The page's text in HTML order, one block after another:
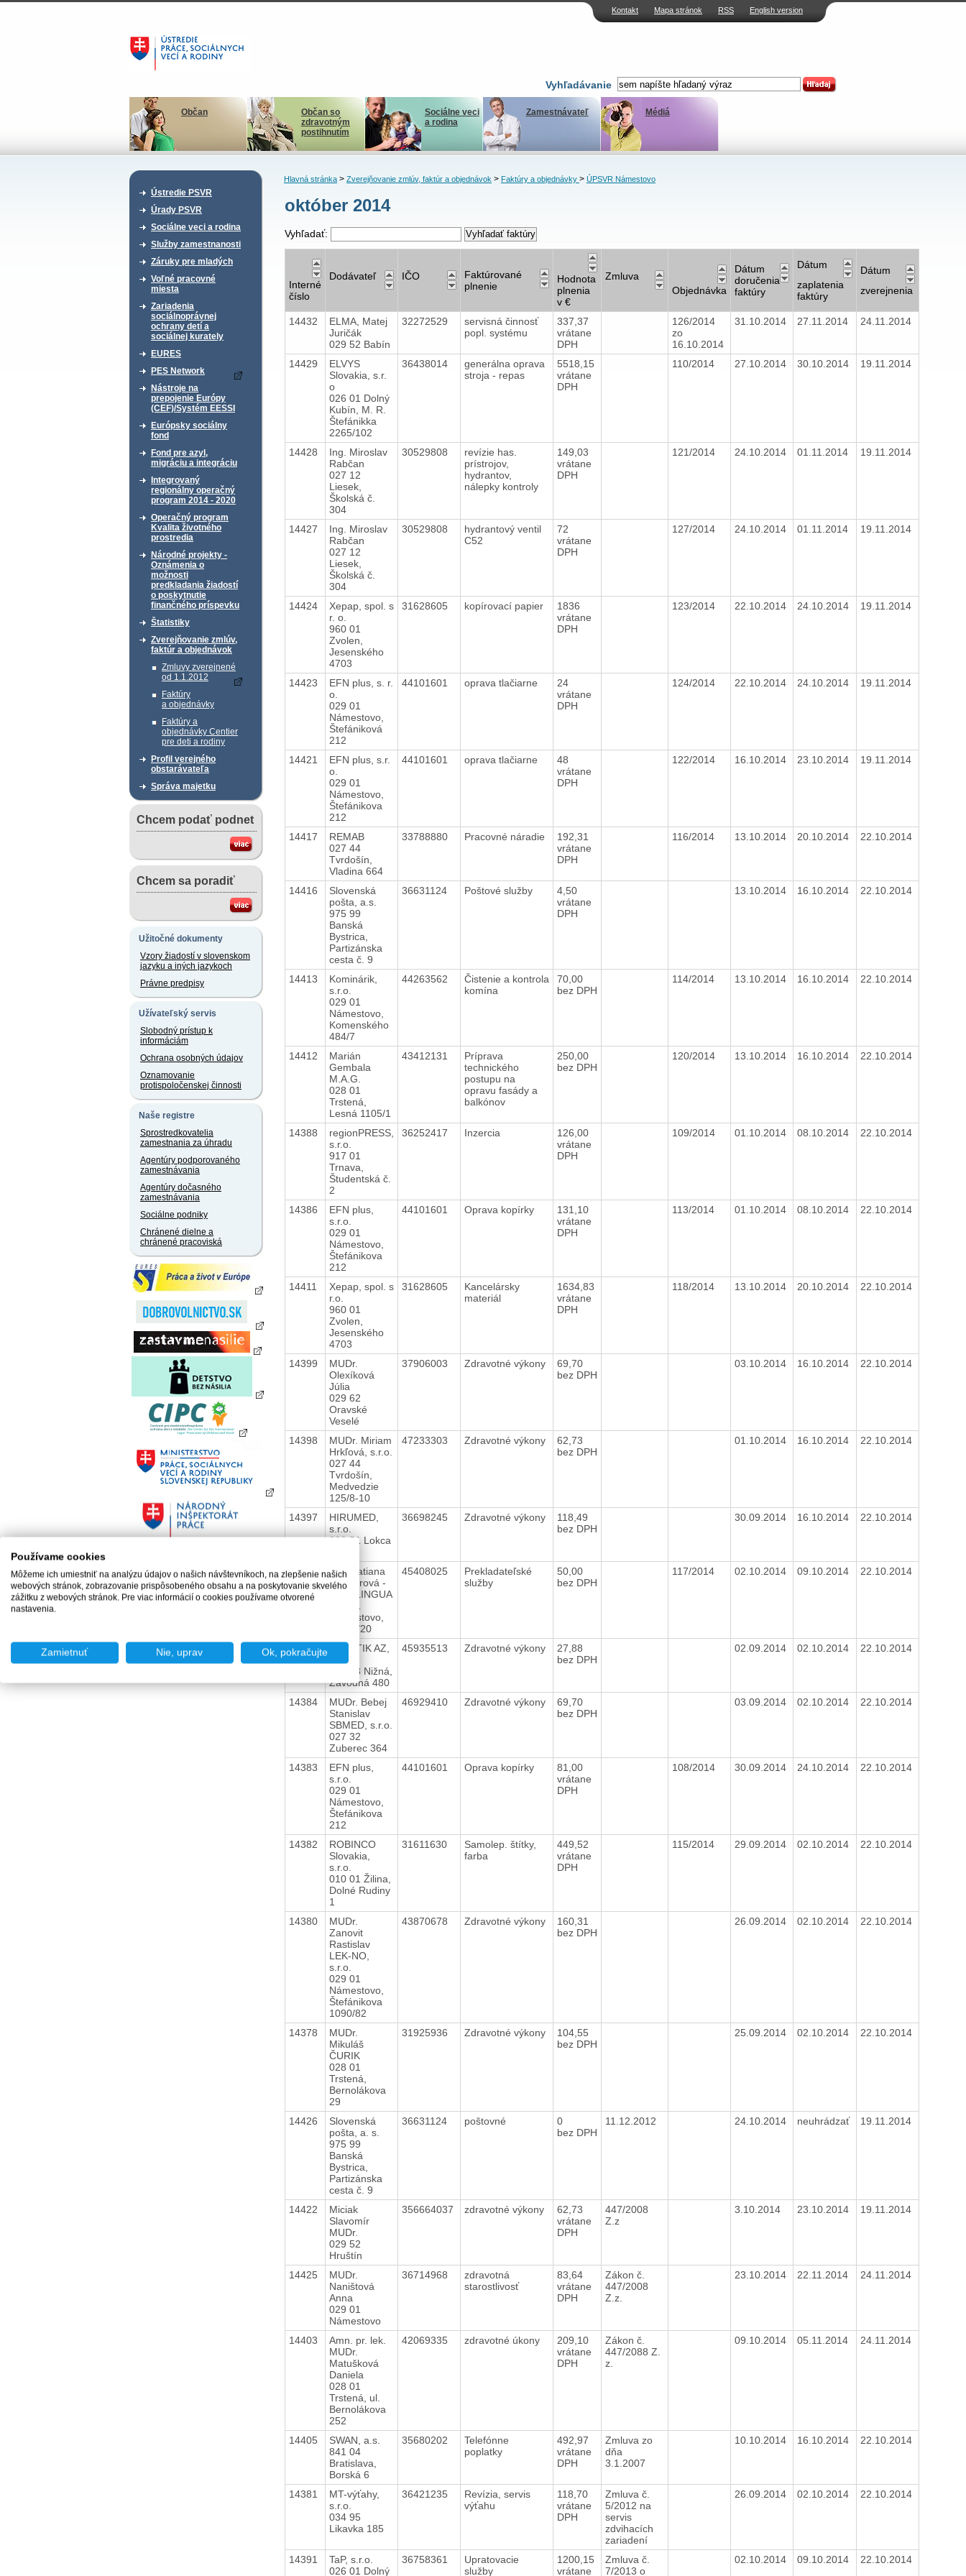
Kontakt Mapa stránok RSS English version
Vyhľadávanie
Občan
Občan so
zdravotným
postihnutím
Sociálne veci
a rodina
Zamestnávateľ Médiá
Ústredie PSVR
Úrady PSVR
Sociálne veci a rodina
Služby zamestnanosti
Záruky pre mladých
Voľné pracovné
miesta
Zariadenia
sociálnoprávnej
ochrany detí a
sociálnej kurately
EURES
PES Network
Nástroje na
prepojenie Európy
(CEF)/Systém EESSI
Európsky sociálny
fond
Fond pre azyl,
migráciu a integráciu
Integrovaný
regionálny operačný
program 2014 - 2020
Operačný program
Kvalita životného
prostredia
Národné projekty -
Oznámenia o
možnosti
predkladania žiadostí
o poskytnutie
finančného príspevku
Štatistiky
Zverejňovanie zmlúv,
faktúr a objednávok
Zmluvy zverejnené
od 1.1.2012
Faktúry
a objednávky
Faktúry a
objednávky Centier
pre deti a rodiny
Profil verejného
obstarávateľa
Správa majetku
Chcem podať podnet
Chcem sa poradiť
Užitočné dokumenty
Vzory žiadostí v slovenskom
jazyku a iných jazykoch
Právne predpisy
Užívateľský servis
Slobodný prístup k
informáciám
Ochrana osobných údajov
Oznamovanie
protispoločenskej činnosti
Naše registre
Sprostredkovatelia
zamestnania za úhradu
Agentúry podporovaného
zamestnávania
Agentúry dočasného
zamestnávania
Sociálne podniky
Chránené dielne a
chránené pracoviská
Hlavná stránka> Zverejňovanie zmlúv, faktúr a objednávok> Faktúry a objednávky > ÚPSVR Námestovo
október 2014
Vyhľadať:
Interné
číslo
Dodávateľ IČO
Faktúrované
plnenie
Hodnota
plnenia
v €
Zmluva
Objednávka
Dátum
doručenia
faktúry
Dátum
zaplatenia
faktúry
Dátum
zverejnenia
14432
ELMA, Matej
Juričák
029 52 Babín
32272529
servisná činnosť
popl. systému
337,37
vrátane
DPH
126/2014
zo
16.10.2014
31.10.2014 27.11.2014 24.11.2014
14429
ELVYS
Slovakia, s.r.
o
026 01 Dolný
Kubín, M. R.
Štefánikka
2265/102
36438014
generálna oprava
stroja - repas
5518,15
vrátane
DPH
110/2014 27.10.2014 30.10.2014 19.11.2014
14428
Ing. Miroslav
Rabčan
027 12
Liesek,
Školská č.
304
30529808
revízie has.
prístrojov,
hydrantov,
nálepky kontroly
149,03
vrátane
DPH
121/2014 24.10.2014 01.11.2014 19.11.2014
14427
Ing. Miroslav
Rabčan
027 12
Liesek,
Školská č.
304
30529808
hydrantový ventil
C52
72
vrátane
DPH
127/2014 24.10.2014 01.11.2014 19.11.2014
14424
Xepap, spol. s
r. o.
960 01
Zvolen,
Jesenského
4703
31628605 kopírovací papier
1836
vrátane
DPH
123/2014 22.10.2014 24.10.2014 19.11.2014
14423
EFN plus, s. r.
o.
029 01
Námestovo,
Štefániková
212
44101601 oprava tlačiarne
24
vrátane
DPH
124/2014 22.10.2014 24.10.2014 19.11.2014
14421
EFN plus, s.r.
o.
029 01
Námestovo,
Štefánikova
212
44101601 oprava tlačiarne
48
vrátane
DPH
122/2014 16.10.2014 23.10.2014 19.11.2014
14417
REMAB
027 44
Tvrdošín,
Vladina 664
33788880 Pracovné náradie
192,31
vrátane
DPH
116/2014 13.10.2014 20.10.2014 22.10.2014
14416
Slovenská
pošta, a.s.
975 99
Banská
Bystrica,
Partizánska
cesta č. 9
36631124 Poštové služby
4,50
vrátane
DPH
13.10.2014 16.10.2014 22.10.2014
14413
Kominárik,
s.r.o.
029 01
Námestovo,
Komenského
484/7
44263562
Čistenie a kontrola
komína
70,00
bez DPH
114/2014 13.10.2014 16.10.2014 22.10.2014
14412
Marián
Gembala
M.A.G.
028 01
Trstená,
Lesná 1105/1
43412131
Príprava
technického
postupu na
opravu fasády a
balkónov
250,00
bez DPH
120/2014 13.10.2014 16.10.2014 22.10.2014
14388
regionPRESS,
s.r.o.
917 01
Trnava,
Študentská č.
2
36252417 Inzercia
126,00
vrátane
DPH
109/2014 01.10.2014 08.10.2014 22.10.2014
14386
EFN plus,
s.r.o.
029 01
Námestovo,
Štefánikova
212
44101601 Oprava kopírky
131,10
vrátane
DPH
113/2014 01.10.2014 08.10.2014 22.10.2014
14411
Xepap, spol. s
r.o.
960 01
Zvolen,
Jesenského
4703
31628605
Kancelársky
materiál
1634,83
vrátane
DPH
118/2014 13.10.2014 20.10.2014 22.10.2014
14399
MUDr.
Olexíková
Júlia
029 62
Oravské
Veselé
37906003 Zdravotné výkony
69,70
bez DPH
03.10.2014 16.10.2014 22.10.2014
14398
MUDr. Miriam
Hrkľová, s.r.o.
027 44
Tvrdošín,
Medvedzie
125/8-10
47233303 Zdravotné výkony
62,73
bez DPH
01.10.2014 16.10.2014 22.10.2014
14397
HIRUMED,
s.r.o.
029 51 Lokca
36698245 Zdravotné výkony
118,49
bez DPH
30.09.2014 16.10.2014 22.10.2014
14389
Mgr. Tatiana
Gašparová -
PLUSLINGUA
Námestovo,
ČK 66/20
45408025
Prekladateľské
služby
50,00
bez DPH
117/2014 02.10.2014 09.10.2014 22.10.2014
14385
PRAKTIK AZ,
s.r.o.
027 43 Nižná,
Závodná 480
45935513 Zdravotné výkony
27,88
bez DPH
02.09.2014 02.10.2014 22.10.2014
14384
MUDr. Bebej
Stanislav
SBMED, s.r.o.
027 32
Zuberec 364
46929410 Zdravotné výkony
69,70
bez DPH
03.09.2014 02.10.2014 22.10.2014
14383
EFN plus,
s.r.o.
029 01
Námestovo,
Štefánikova
212
44101601 Oprava kopírky
81,00
vrátane
DPH
108/2014 30.09.2014 24.10.2014 22.10.2014
14382
ROBINCO
Slovakia,
s.r.o.
010 01 Žilina,
Dolné Rudiny
1
31611630
Samolep. štítky,
farba
449,52
vrátane
DPH
115/2014 29.09.2014 02.10.2014 22.10.2014
14380
MUDr.
Zanovit
Rastislav
LEK-NO,
s.r.o.
029 01
Námestovo,
Štefánikova
1090/82
43870678 Zdravotné výkony
160,31
bez DPH
26.09.2014 02.10.2014 22.10.2014
14378
MUDr.
Mikuláš
ČURIK
028 01
Trstená,
Bernolákova
29
31925936 Zdravotné výkony
104,55
bez DPH
25.09.2014 02.10.2014 22.10.2014
14426
Slovenská
pošta, a. s.
975 99
Banská
Bystrica,
Partizánska
cesta č. 9
36631124 poštovné
0
bez DPH
11.12.2012 24.10.2014 neuhrádzať 19.11.2014
14422
Miciak
Slavomír
MUDr.
029 52
Hruštín
356664037 zdravotné výkony
62,73
vrátane
DPH
447/2008
Z.z
3.10.2014 23.10.2014 19.11.2014
14425
MUDr.
Naništová
Anna
029 01
Námestovo
36714968
zdravotná
starostlivosť
83,64
vrátane
DPH
Zákon č.
447/2008
Z.z.
23.10.2014 22.11.2014 24.11.2014
14403
Amn. pr. lek.
MUDr.
Matušková
Daniela
028 01
Trstená, ul.
Bernolákova
252
42069335 zdravotné úkony
209,10
vrátane
DPH
Zákon č.
447/2088 Z.
z.
09.10.2014 05.11.2014 24.11.2014
14405
SWAN, a.s.
841 04
Bratislava,
Borská 6
35680202
Telefónne
poplatky
492,97
vrátane
DPH
Zmluva zo
dňa
3.1.2007
10.10.2014 16.10.2014 22.10.2014
14381
MT-výťahy,
s.r.o.
034 95
Likavka 185
36421235
Revízia, servis
výťahu
118,70
vrátane
DPH
Zmluva č.
5/2012 na
servis
zdvihacích
zariadení
26.09.2014 02.10.2014 22.10.2014
14391
TaP, s.r.o.
026 01 Dolný
36758361
Upratovacie
služby
1200,15
vrátane
Zmluva č.
7/2013 o
02.10.2014 09.10.2014 22.10.2014
Používame cookies
Môžeme ich umiestniť na analýzu údajov o našich návštevníkoch, na zlepšenie našich
webových stránok, zobrazovanie prispôsobeného obsahu a na poskytovanie skvelého
zážitku z webových stránok. Pre viac informácií o cookies používame otvorené
nastavenia.
Zamietnuť Nie, uprav Ok, pokračujte